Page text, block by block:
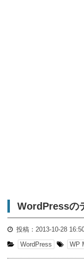
WordPressの
投稿： 2013-10-28
WordPress
WP